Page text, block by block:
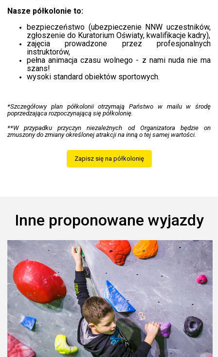
Nasze półkolonie to:
bezpieczeństwo (ubezpieczenie NNW uczestników,
zgłoszenie do Kuratorium Oświaty, kwalifikacje kadry),
zajęcia prowadzone przez profesjonalnych
instruktorów,
pełna animacja czasu wolnego - z nami nuda nie ma
szans!
wysoki standard obiektów sportowych.
*Szczegółowy plan półkolonii otrzymają Państwo w mailu w środę
poprzedzająca rozpoczynającą się półkolonię.
**W przypadku przyczyn niezależnych od Organizatora będzie on
zmuszony do zmiany określonej atrakcji na inną o tej samej wartości.
Zapisz się na półkolonię
Inne proponowane wyjazdy